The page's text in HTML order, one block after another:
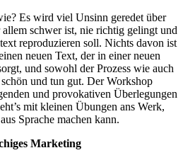
Es wird viel Unsinn geredet über
allem schwer ist, nie richtig gelingt und
reproduzieren soll. Nichts davon ist
neuen Text, der in einer neuen
und sowohl der Prozess wie auch
und tun gut. Der Workshop
und provokativen Überlegungen
mit kleinen Übungen ans Werk,
Sprache machen kann.
Marketing